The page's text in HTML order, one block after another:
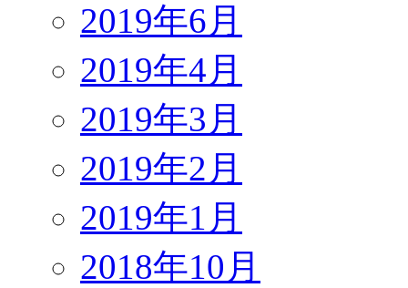
2019年6月
2019年4月
2019年3月
2019年2月
2019年1月
2018年10月